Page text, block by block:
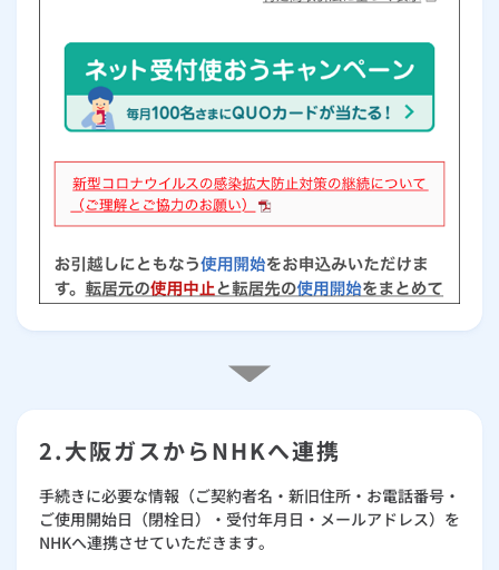
2.大阪ガスからNHKへ連携
手続きに必要な情報（ご契約者名・新旧住所・お電話番号・
ご使用開始日（閉栓日）・受付年月日・メールアドレス）を
NHKへ連携させていただきます。